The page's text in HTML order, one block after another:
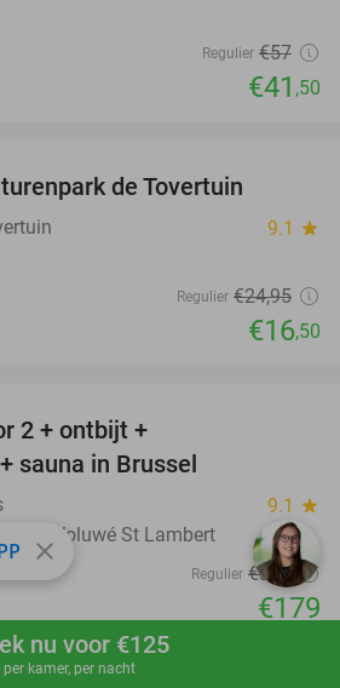
Boek nu
nu voor €125
per kamer, per nacht
Regulier €57
€41 ,50
de Tovertuin
9.1 star
Regulier €24,95
€16,50
2 + ontbijt +
sauna in Brussel
9.1 star
/ Woluwé St Lambert
Regulier €304
€179
ca. €5,60 p.p.p.n. toeristenbelasting
close